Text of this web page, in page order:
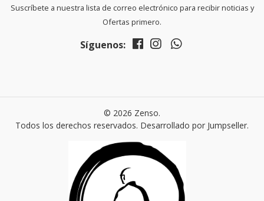
Suscríbete a nuestra lista de correo electrónico para recibir noticias y
Ofertas primero.
Síguenos:
© 2026 Zenso.
Todos los derechos reservados. Desarrollado por Jumpseller.